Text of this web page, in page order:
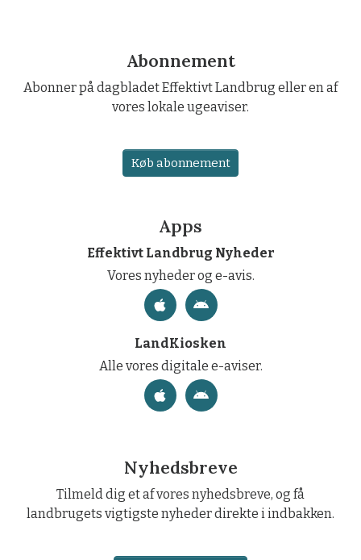
Abonnement
Abonner på dagbladet Effektivt Landbrug eller en af
vores lokale ugeaviser.
Køb abonnement
Apps
Effektivt Landbrug Nyheder
Vores nyheder og e-avis.
LandKiosken
Alle vores digitale e-aviser.
Nyhedsbreve
Tilmeld dig et af vores nyhedsbreve, og få
landbrugets vigtigste nyheder direkte i indbakken.